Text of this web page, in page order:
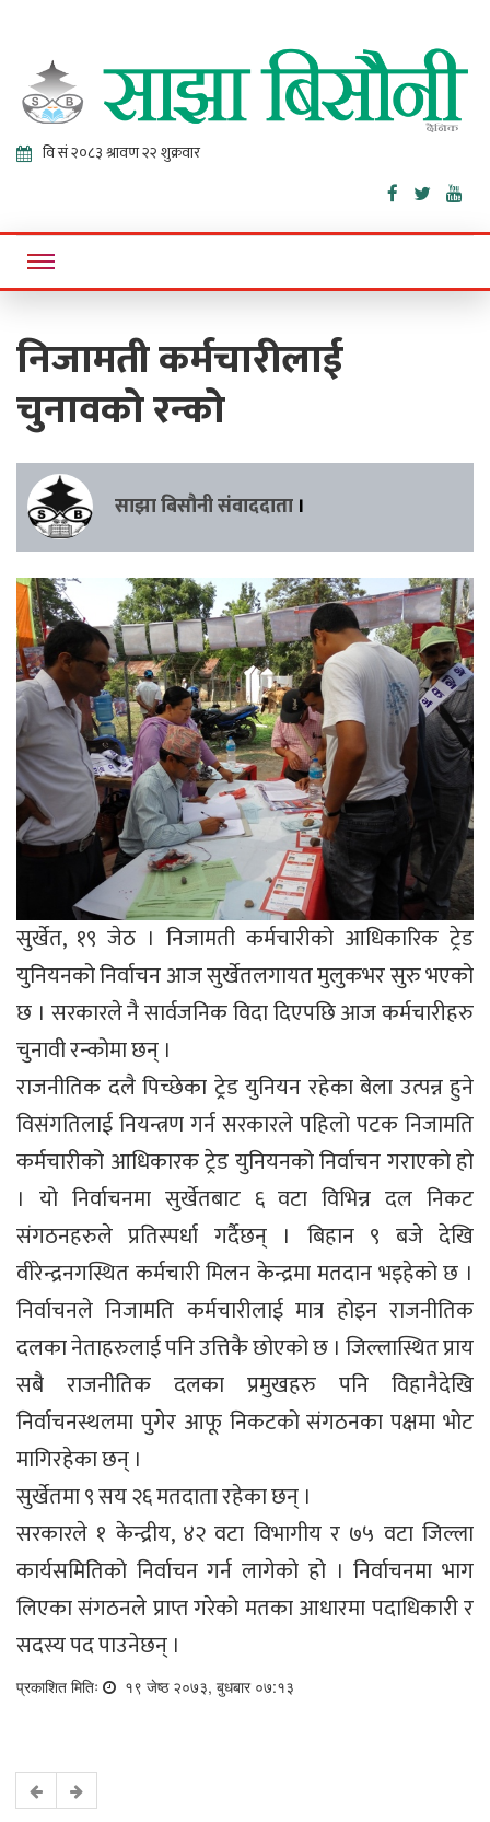
Sajha
Bisaunee
Online News Portal
निजामती कर्मचारीलाई
चुनावको रन्को
साझा बिसौनी संवाददाता ।
सुर्खेत, १९ जेठ । निजामती कर्मचारीको आधिकारिक ट्रेड
युनियनको निर्वाचन आज सुर्खेतलगायत मुलुकभर सुरु भएको
छ । सरकारले नै सार्वजनिक विदा दिएपछि आज कर्मचारीहरु
चुनावी रन्कोमा छन् ।
राजनीतिक दलै पिच्छेका ट्रेड युनियन रहेका बेला उत्पन्न हुने
विसंगतिलाई नियन्त्रण गर्न सरकारले पहिलो पटक निजामति
कर्मचारीको आधिकारक ट्रेड युनियनको निर्वाचन गराएको हो
। यो निर्वाचनमा सुर्खेतबाट ६ वटा विभिन्न दल निकट
संगठनहरुले प्रतिस्पर्धा गर्दैछन् । बिहान ९ बजे देखि
वीरेन्द्रनगस्थित कर्मचारी मिलन केन्द्रमा मतदान भइहेको छ ।
निर्वाचनले निजामति कर्मचारीलाई मात्र होइन राजनीतिक
दलका नेताहरुलाई पनि उत्तिकै छोएको छ । जिल्लास्थित प्राय
सबै राजनीतिक दलका प्रमुखहरु पनि विहानैदेखि
निर्वाचनस्थलमा पुगेर आफू निकटको संगठनका पक्षमा भोट
मागिरहेका छन् ।
सुर्खेतमा ९ सय २६ मतदाता रहेका छन् ।
सरकारले १ केन्द्रीय, ४२ वटा विभागीय र ७५ वटा जिल्ला
कार्यसमितिको निर्वाचन गर्न लागेको हो । निर्वाचनमा भाग
लिएका संगठनले प्राप्त गरेको मतका आधारमा पदाधिकारी र
सदस्य पद पाउनेछन् ।
प्रकाशित मितिः १९ जेष्ठ २०७३, बुधबार ०७:१३